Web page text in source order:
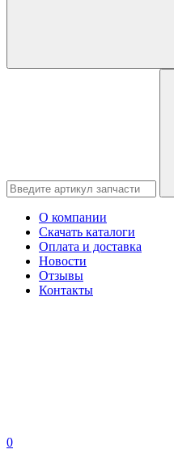
О компании
Скачать каталоги
Оплата и доставка
Новости
Отзывы
Контакты
0